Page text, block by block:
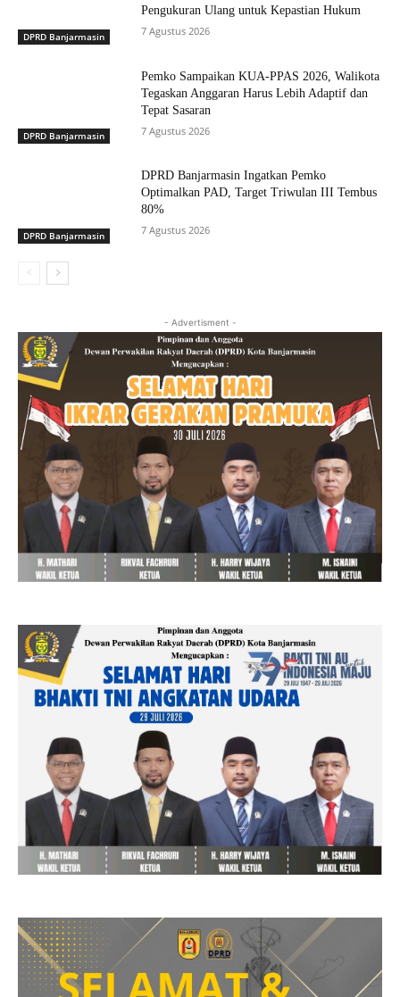
DPRD Banjarmasin
Pengukuran Ulang untuk Kepastian Hukum
7 Agustus 2026
DPRD Banjarmasin
Pemko Sampaikan KUA-PPAS 2026, Walikota
Tegaskan Anggaran Harus Lebih Adaptif dan
Tepat Sasaran
7 Agustus 2026
DPRD Banjarmasin
DPRD Banjarmasin Ingatkan Pemko
Optimalkan PAD, Target Triwulan III Tembus
80%
7 Agustus 2026
- Advertisment -